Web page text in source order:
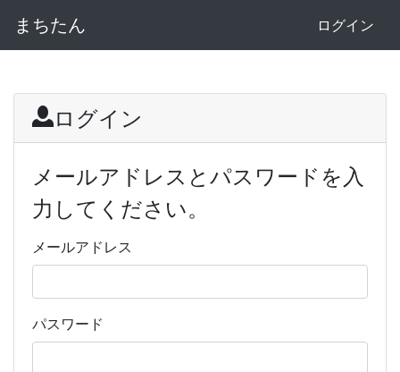
まちたん ログイン
ログイン
メールアドレスとパスワードを入
力してください。
メールアドレス
パスワード